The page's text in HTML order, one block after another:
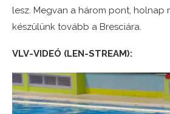
lesz. Megvan a három pont, holnap
készülünk tovább a Bresciára.
VLV-VIDEÓ (LEN-STREAM):